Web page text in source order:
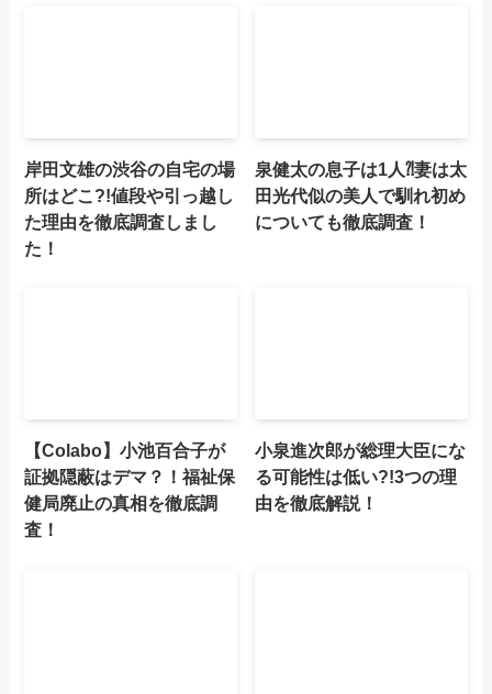
岸田文雄の渋谷の自宅の場
所はどこ?!値段や引っ越し
た理由を徹底調査しまし
た！
泉健太の息子は1人⁈妻は太
田光代似の美人で馴れ初め
についても徹底調査！
【Colabo】小池百合子が
証拠隠蔽はデマ？！福祉保
健局廃止の真相を徹底調
査！
小泉進次郎が総理大臣にな
る可能性は低い?!3つの理
由を徹底解説！